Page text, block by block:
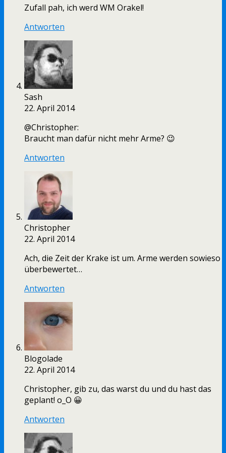
Zufall pah, ich werd WM Orakel!
Antworten
Sash
22. April 2014
@Christopher:
Braucht man dafür nicht mehr Arme? 😉
Antworten
Christopher
22. April 2014
Ach, die Zeit der Krake ist um. Arme werden sowieso
überbewertet…
Antworten
Blogolade
22. April 2014
Christopher, gib zu, das warst du und du hast das
geplant! o_O 😀
Antworten